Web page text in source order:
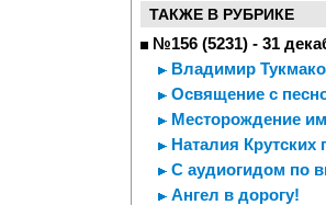
ТАКЖЕ В РУБРИКЕ
№156 (5231) - 31
Владимир
Освящение с
Месторождение
Наталия
С аудиогидом по
Ангел в дорогу!